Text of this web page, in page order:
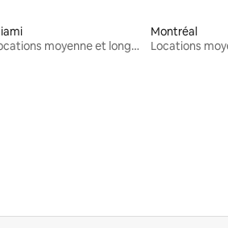
Locations moyenne et longue durée
Montréal